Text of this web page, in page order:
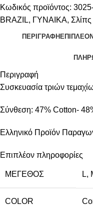
Κωδικός προϊόντος:
BRAZIL, ΓΥΝΑΙΚΑ, Σλίπς
ΠΕΡΙΓΡΑΦΉ
Περιγραφή
Συσκευασία τριών
Σύνθεση: 47% Cotton-
Ελληνικό Προϊόν
Επιπλέον πληροφορίες
ΜΈΓΕΘΟΣ L,
COLOR